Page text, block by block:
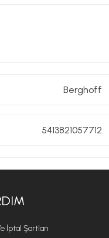
Berghoff
5413821057712
İptal Şartları